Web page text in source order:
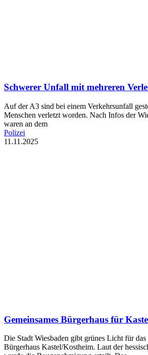
Schwerer Unfall mit mehreren
Auf der A3 sind bei einem Verkehrsunfall
Menschen verletzt worden. Nach Infos der
waren an dem
Polizei
11.11.2025
Gemeinsames Bürgerhaus für
Die Stadt Wiesbaden gibt grünes Licht für das
Bürgerhaus Kastel/Kostheim. Laut der